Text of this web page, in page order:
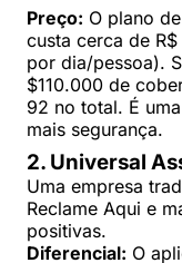
Preço: O plano
custa cerca de
por dia/pessoa).
$110.000 de
92 no total. É
mais segurança.
2. Universal
Uma empresa
Reclame Aqui e
positivas.
Diferencial: O